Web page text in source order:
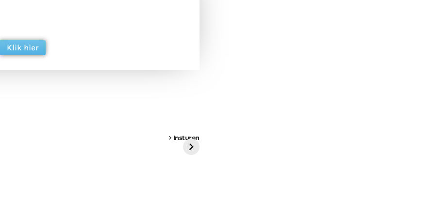
Klik hier
Insturen